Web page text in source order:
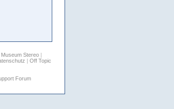
Museum Stereo
Off Topic
Forum